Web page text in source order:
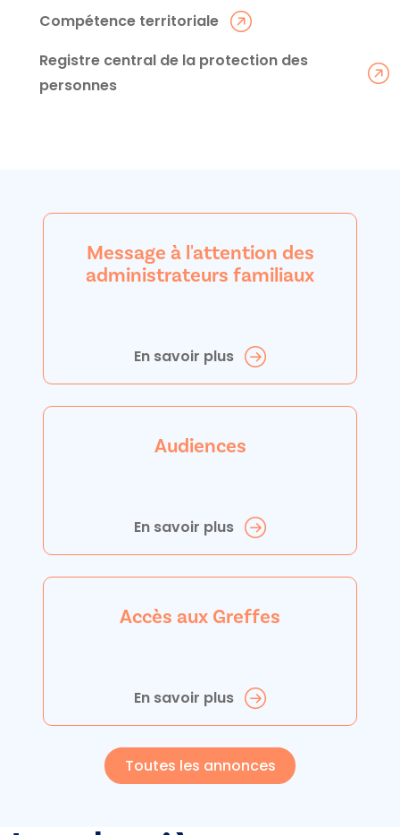
Compétence territoriale
Registre central de la protection des
personnes
Message à l'attention des
administrateurs familiaux
En savoir plus
Audiences
En savoir plus
Accès aux Greffes
En savoir plus
Toutes les annonces